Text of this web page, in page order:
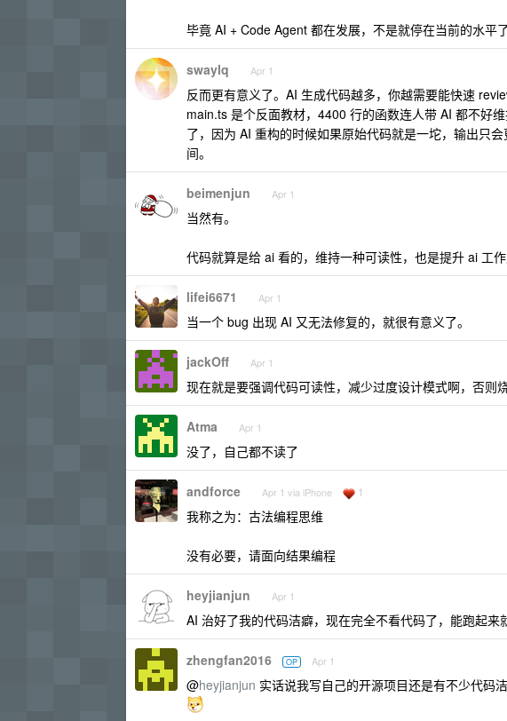
毕竟 AI + Code Agent 都在发展，不是就停在当前的水平
swaylq Apr 1
反而更有意义了。AI 生成代码越多，你越需要能快速
main.ts 是个反面教材，4400 行的函数连人带 AI 都不好
了，因为 AI 重构的时候如果原始代码就是一坨，输出只
间。
beimenjun Apr 1
当然有。
代码就算是给 ai 看的，维持一种可读性，也是提升 ai 工
lifei6671 Apr 1
当一个 bug 出现 AI 又无法修复的，就很有意义了。
jackOff Apr 1
现在就是要强调代码可读性，减少过度设计模式啊，否则
Atma Apr 1
没了，自己都不读了
andforce Apr 1 via iPhone 1
我称之为：古法编程思维
没有必要，请面向结果编程
heyjianjun Apr 1
AI 治好了我的代码洁癖，现在完全不看代码了，能跑起来
zhengfan2016 OP Apr 1
@heyjianjun 实话说我写自己的开源项目还是有不少代码